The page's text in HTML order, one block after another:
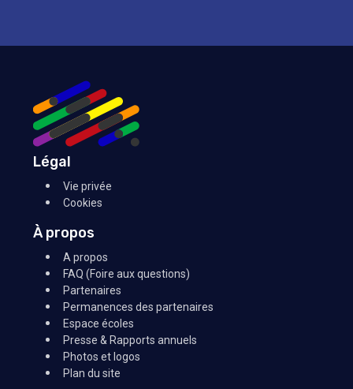
Légal
Vie privée
Cookies
À propos
A propos
FAQ (Foire aux questions)
Partenaires
Permanences des partenaires
Espace écoles
Presse & Rapports annuels
Photos et logos
Plan du site